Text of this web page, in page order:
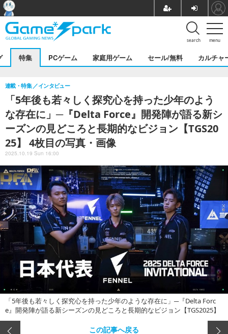
menu
search
特集 PCゲーム 家庭用ゲーム セール/無料 カルチャ
「5年後も若々しく探究心を持った少年のよう
な存在に」─『Delta Force』開発陣が語る新シ
ーズンの見どころと長期的なビジョン【TGS20
25】 4枚目の写真・画像
連載・特集 インタビュー
2025.10.19 Sun 16:00
「5年後も若々しく探究心を持った少年のような存在に」─『Delta Forc
e』開発陣が語る新シーズンの見どころと長期的なビジョン【TGS2025】
この記事へ戻る